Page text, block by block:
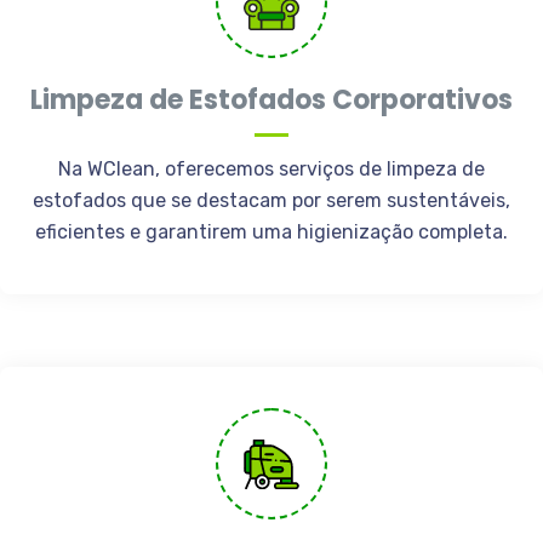
Limpeza de Estofados Corporativos
Na WClean, oferecemos serviços de limpeza de
estofados que se destacam por serem sustentáveis,
eficientes e garantirem uma higienização completa.